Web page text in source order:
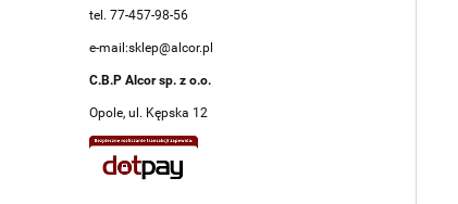
tel. 77-457-98-56
e-mail:sklep@alcor.pl
C.B.P Alcor sp. z o.o.
Opole, ul. Kępska 12